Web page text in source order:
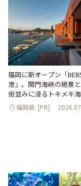
福岡に新オープン「
港」。関門海峡の絶景
街並みに浸るトキメキ
福岡県 [PR]